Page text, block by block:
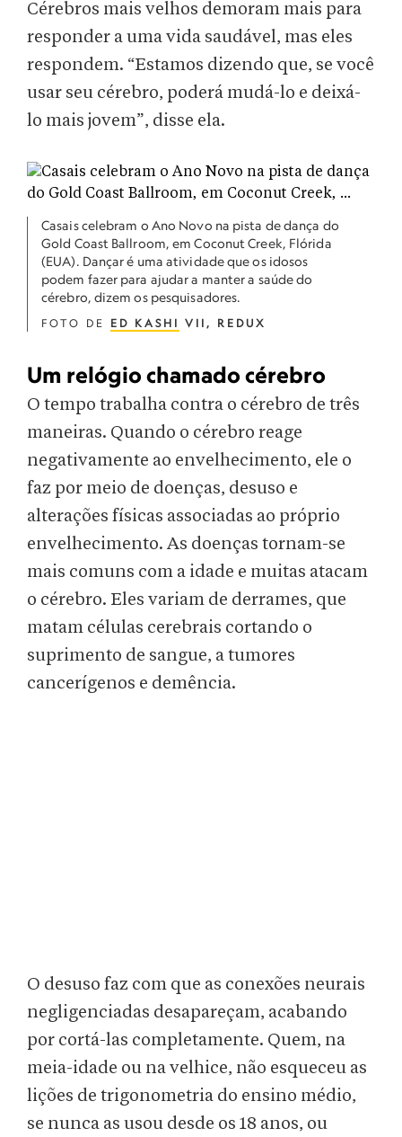
Cérebros mais velhos demoram mais para
responder a uma vida saudável, mas eles
respondem. “Estamos dizendo que, se você
usar seu cérebro, poderá mudá-lo e deixá-
lo mais jovem”, disse ela.
Casais celebram o Ano Novo na pista de dança do
Gold Coast Ballroom, em Coconut Creek, Flórida
(EUA). Dançar é uma atividade que os idosos
podem fazer para ajudar a manter a saúde do
cérebro, dizem os pesquisadores.
FOTO DE ED KASHI VII, REDUX
Um relógio chamado cérebro
O tempo trabalha contra o cérebro de três
maneiras. Quando o cérebro reage
negativamente ao envelhecimento, ele o
faz por meio de doenças, desuso e
alterações físicas associadas ao próprio
envelhecimento. As doenças tornam-se
mais comuns com a idade e muitas atacam
o cérebro. Eles variam de derrames, que
matam células cerebrais cortando o
suprimento de sangue, a tumores
cancerígenos e demência.
O desuso faz com que as conexões neurais
negligenciadas desapareçam, acabando
por cortá-las completamente. Quem, na
meia-idade ou na velhice, não esqueceu as
lições de trigonometria do ensino médio,
se nunca as usou desde os 18 anos, ou